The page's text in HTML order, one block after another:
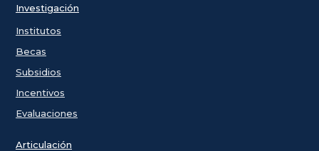
Investigación
Institutos
Becas
Subsidios
Incentivos
Evaluaciones
Articulación